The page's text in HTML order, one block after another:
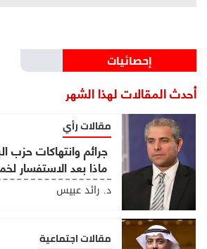
إحصائيات
أحدث المقالات لهذا الشهر
مقالات رأي
جرائم وانتهاكات حزب
ماذا بعد الاستفسار
د. رائد عبيس
مقالات اجتماعية